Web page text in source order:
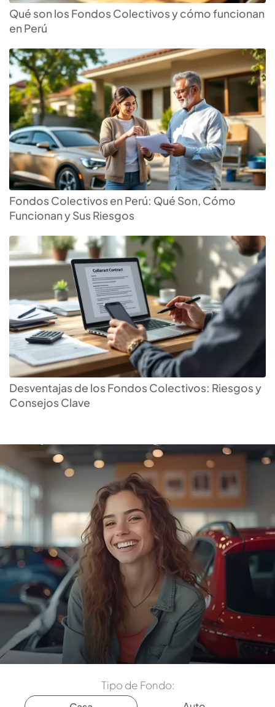
Qué son los Fondos Colectivos y cómo funcionan
en Perú
Fondos Colectivos en Perú: Qué Son, Cómo
Funcionan y Sus Riesgos
Desventajas de los Fondos Colectivos: Riesgos y
Consejos Clave
Escoge el mejorfondo
colectivopara conseguir
auto
Tipo de Fondo: